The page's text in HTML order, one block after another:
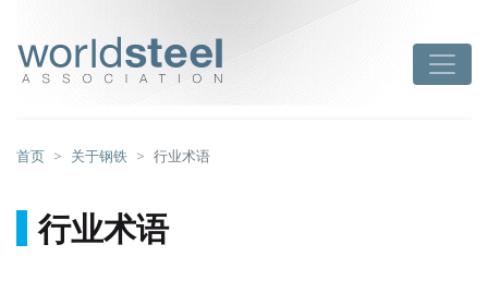
首页 关于钢铁 行业术语
行业术语